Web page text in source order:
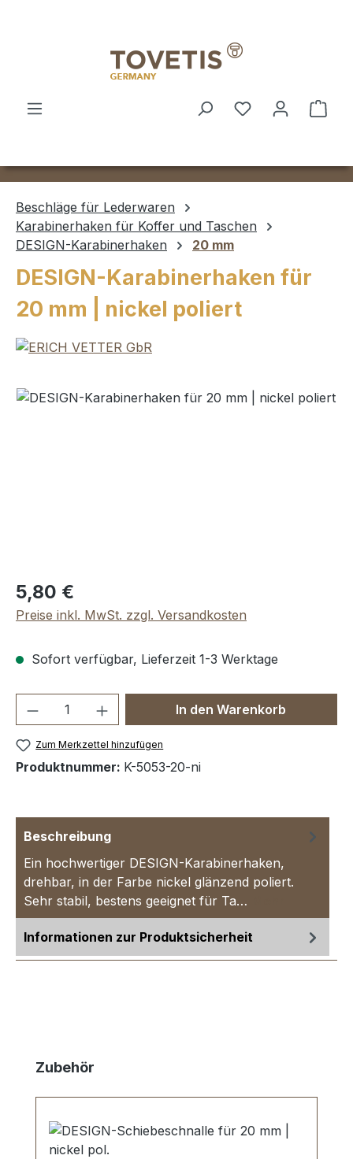
Beschläge für Lederwaren
Karabinerhaken für Koffer und Taschen
DESIGN-Karabinerhaken
20 mm
DESIGN-Karabinerhaken für
20 mm | nickel poliert
Bildergalerie überspringen
Regulärer Preis:
5,80 €
Preise inkl. MwSt. zzgl. Versandkosten
Sofort verfügbar, Lieferzeit 1-3 Werktage
Produkt Anzahl: Gib denIn den Warenkorb
Zum Merkzettel hinzufügen
Produktnummer: K-5053-20-ni
Beschreibung
Ein hochwertiger DESIGN-Karabinerhaken,
drehbar, in der Farbe nickel glänzend poliert.
Sehr stabil, bestens geeignet für Ta…
Informationen zur Produktsicherheit
Produktgalerie überspringen
Zubehör